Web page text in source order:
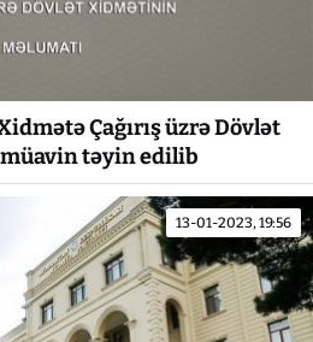
Çağırış üzrə Dövlət
təyin edilib
13-01-2023, 19:56